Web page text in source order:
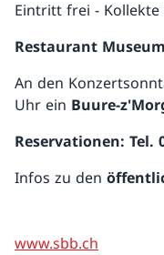
Eintritt frei -
Restaurant
An den
Uhr ein Buure-
Reservationen: Tel.
Infos zu den
www.sbb.ch